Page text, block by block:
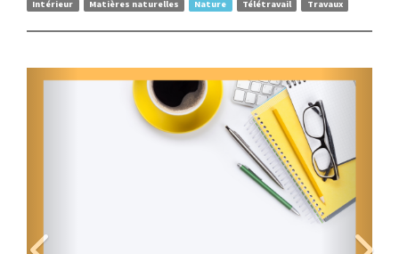
Intérieur
Matières naturelles Nature Télétravail Travaux
Précédent